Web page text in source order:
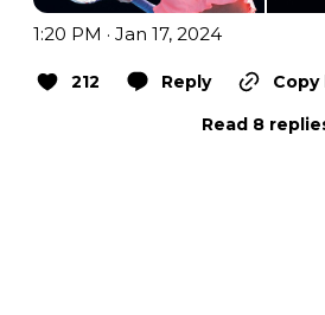
1:20 PM · Jan 17, 2024
212 Reply
Copy
Read 8